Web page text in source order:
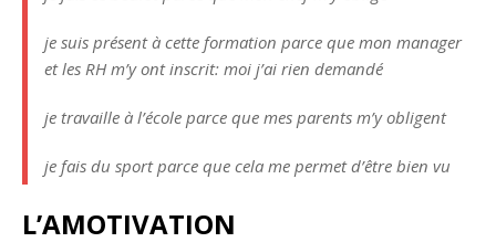
je suis présent à cette formation parce que mon manager
et les RH m’y ont inscrit: moi j’ai rien demandé
je travaille à l’école parce que mes parents m’y obligent
je fais du sport parce que cela me permet d’être bien vu
L’AMOTIVATION